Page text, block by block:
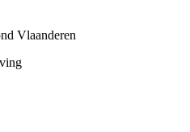
Vlaanderen